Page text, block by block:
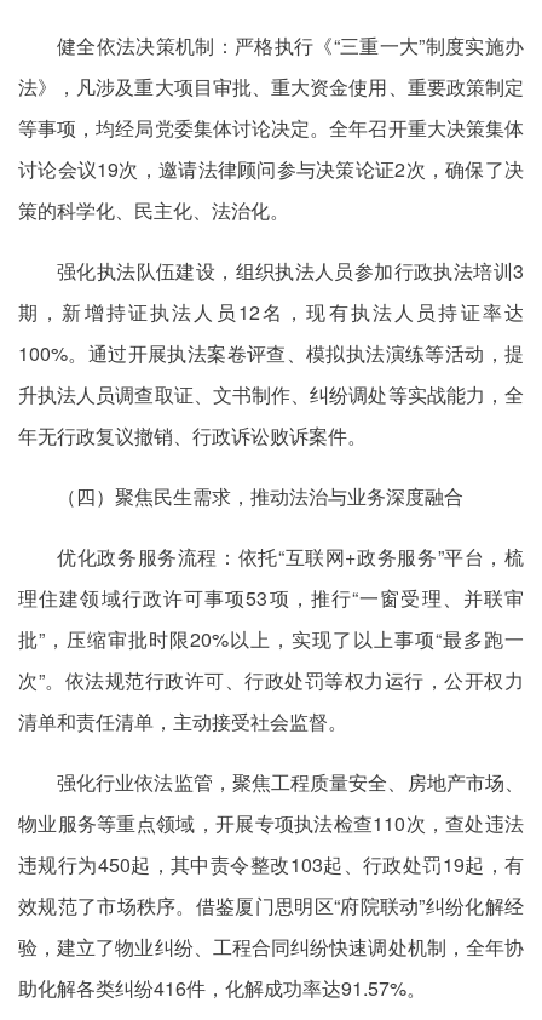
健全依法决策机制：严格执行《“三重一大”制度实施办
法》，凡涉及重大项目审批、重大资金使用、重要政策制定
等事项，均经局党委集体讨论决定。全年召开重大决策集体
讨论会议19次，邀请法律顾问参与决策论证2次，确保了决
策的科学化、民主化、法治化。
强化执法队伍建设，组织执法人员参加行政执法培训3
期，新增持证执法人员12名，现有执法人员持证率达
100%。通过开展执法案卷评查、模拟执法演练等活动，提
升执法人员调查取证、文书制作、纠纷调处等实战能力，全
年无行政复议撤销、行政诉讼败诉案件。
（四）聚焦民生需求，推动法治与业务深度融合
优化政务服务流程：依托“互联网+政务服务”平台，梳
理住建领域行政许可事项53项，推行“一窗受理、并联审
批”，压缩审批时限20%以上，实现了以上事项“最多跑一
次”。依法规范行政许可、行政处罚等权力运行，公开权力
清单和责任清单，主动接受社会监督。
强化行业依法监管，聚焦工程质量安全、房地产市场、
物业服务等重点领域，开展专项执法检查110次，查处违法
违规行为450起，其中责令整改103起、行政处罚19起，有
效规范了市场秩序。借鉴厦门思明区“府院联动”纠纷化解经
验，建立了物业纠纷、工程合同纠纷快速调处机制，全年协
助化解各类纠纷416件，化解成功率达91.57%。